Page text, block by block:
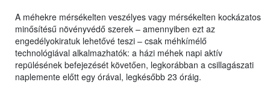
A méhekre mérsékelten veszélyes vagy mérsékelten kockázatos
minősítésű növényvédő szerek – amennyiben ezt az
engedélyokiratuk lehetővé teszi – csak méhkímélő
technológiával alkalmazhatók: a házi méhek napi aktív
repülésének befejezését követően, legkorábban a csillagászati
naplemente előtt egy órával, legkésőbb 23 óráig.